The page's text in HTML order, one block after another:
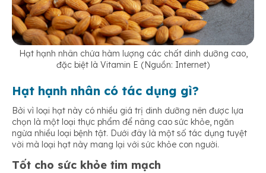
Hạt hạnh nhân chứa hàm lượng các chất dinh dưỡng cao,
đặc biệt là Vitamin E (Nguồn: Internet)
Hạt hạnh nhân có tác dụng gì?
Bởi vì loại hạt này có nhiều giá trị dinh dưỡng nên được lựa
chọn là một loại thực phẩm để nâng cao sức khỏe, ngăn
ngừa nhiều loại bệnh tật. Dưới đây là một số tác dụng tuyệt
vời mà loại hạt này mang lại với sức khỏe con người.
Tốt cho sức khỏe tim mạch